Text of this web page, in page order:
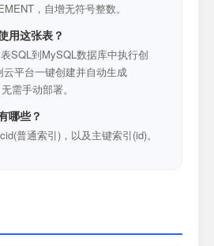
，自增无符号整数。
用这张表？
SQL到MySQL数据库中执行创
平台一键创建并自动生成
需手动部署。
哪些？
普通索引)，以及主键索引(id)。